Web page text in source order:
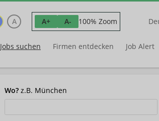
A A+ A- 100% Zoom
Jobs suchen Firmen entdecken Job Alert
Wo? z.B. München